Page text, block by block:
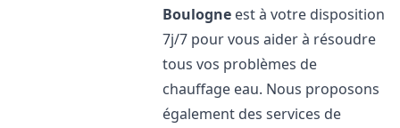
Boulogne est à votre disposition
7j/7 pour vous aider à résoudre
tous vos problèmes de
chauffage eau. Nous proposons
également des services de